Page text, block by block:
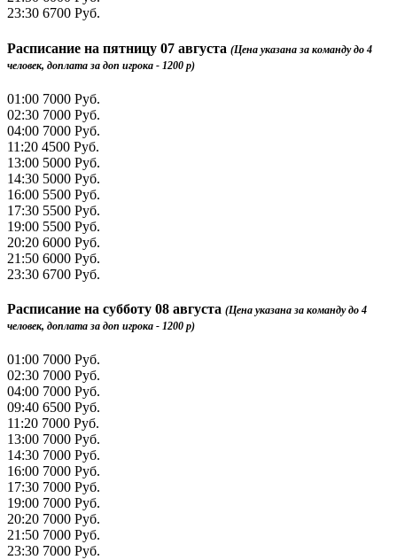
23:30 6700 Руб.
Расписание на пятницу 07 августа (Цена указана за команду до 4
человек, доплата за доп игрока - 1200 р)
01:00 7000 Руб.
02:30 7000 Руб.
04:00 7000 Руб.
11:20 4500 Руб.
13:00 5000 Руб.
14:30 5000 Руб.
16:00 5500 Руб.
17:30 5500 Руб.
19:00 5500 Руб.
20:20 6000 Руб.
21:50 6000 Руб.
23:30 6700 Руб.
Расписание на субботу 08 августа (Цена указана за команду до 4
человек, доплата за доп игрока - 1200 р)
01:00 7000 Руб.
02:30 7000 Руб.
04:00 7000 Руб.
09:40 6500 Руб.
11:20 7000 Руб.
13:00 7000 Руб.
14:30 7000 Руб.
16:00 7000 Руб.
17:30 7000 Руб.
19:00 7000 Руб.
20:20 7000 Руб.
21:50 7000 Руб.
23:30 7000 Руб.